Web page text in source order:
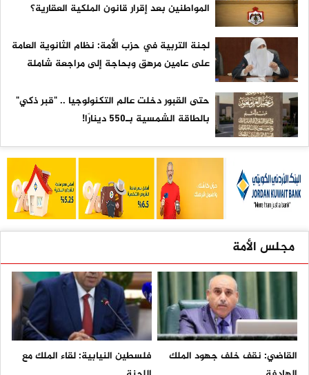
المواطنين بعد إقرار قانون الملكية العقارية؟
لجنة التربية في حزب الأمة: نظام الثانوية العامة
على عامين مرهق وبحاجة إلى مراجعة شاملة
حتى القبور دخلت عالم التكنولوجيا .. "قبر ذكي"
بالطاقة الشمسية بـ550 دينارًا!
مجلس الأمة
القاضي: نقف خلف جهود الملك
فلسطين النيابية: لقاء الملك مع